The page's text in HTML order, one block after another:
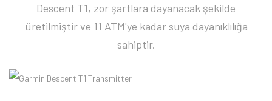
Descent T1, zor şartlara dayanacak şekilde
üretilmiştir ve 11 ATM'ye kadar suya dayanıklılığa
sahiptir.